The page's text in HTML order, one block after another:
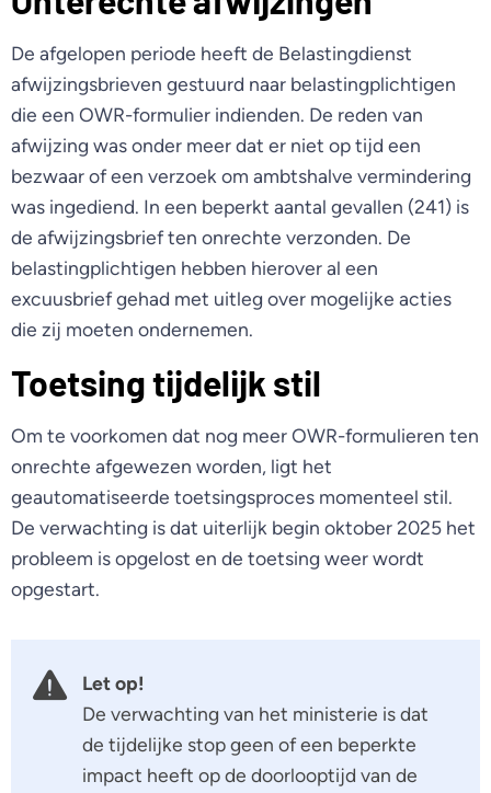
De afgelopen periode heeft de Belastingdienst
afwijzingsbrieven gestuurd naar belastingplichtigen
die een OWR-formulier indienden. De reden van
afwijzing was onder meer dat er niet op tijd een
bezwaar of een verzoek om ambtshalve vermindering
was ingediend. In een beperkt aantal gevallen (241) is
de afwijzingsbrief ten onrechte verzonden. De
belastingplichtigen hebben hierover al een
excuusbrief gehad met uitleg over mogelijke acties
die zij moeten ondernemen.
Toetsing tijdelijk stil
Om te voorkomen dat nog meer OWR-formulieren ten
onrechte afgewezen worden, ligt het
geautomatiseerde toetsingsproces momenteel stil.
De verwachting is dat uiterlijk begin oktober 2025 het
probleem is opgelost en de toetsing weer wordt
opgestart.
Let op!
De verwachting van het ministerie is dat
de tijdelijke stop geen of een beperkte
impact heeft op de doorlooptijd van de